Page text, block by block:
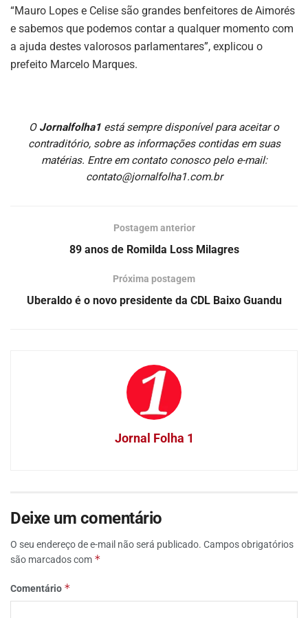
“Mauro Lopes e Celise são grandes benfeitores de Aimorés
e sabemos que podemos contar a qualquer momento com
a ajuda destes valorosos parlamentares”, explicou o
prefeito Marcelo Marques.
O Jornalfolha1 está sempre disponível para aceitar o
contraditório, sobre as informações contidas em suas
matérias. Entre em contato conosco pelo e-mail:
contato@jornalfolha1.com.br
Postagem anterior
89 anos de Romilda Loss Milagres
Próxima postagem
Uberaldo é o novo presidente da CDL Baixo Guandu
Jornal Folha 1
Deixe um comentário
O seu endereço de e-mail não será publicado. Campos obrigatórios
são marcados com *
Comentário *